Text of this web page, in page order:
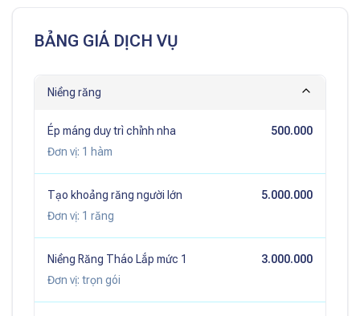
BẢNG GIÁ DỊCH VỤ
Niềng răng
Ép máng duy trì chỉnh nha
500.000
Đơn vị: 1 hàm
Tạo khoảng răng người lớn
5.000.000
Đơn vị: 1 răng
Niềng Răng Tháo Lắp mức 1
3.000.000
Đơn vị: trọn gói